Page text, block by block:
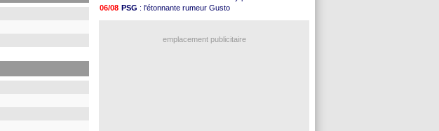
17h58
Atletico: Ruggeri en route pour Aston Villa
17h46
Monaco: Filipe Luis soutient Biereth
: Naples vise Gabriel Jesus
06/08 PSG : l'étonnante rumeur Gusto
emplacement publicitaire